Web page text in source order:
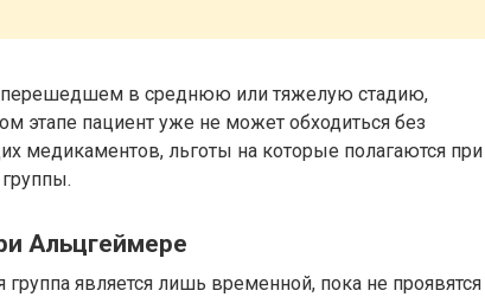
перешедшем в среднюю или тяжелую стадию,
этапе пациент уже не может обходиться без
медикаментов, льготы на которые полагаются при
Альцгеймере
является лишь временной, пока не проявятся